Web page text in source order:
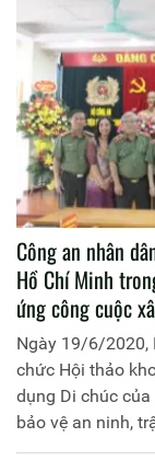
Công an nhân
Hồ Chí Minh
ứng công cuộc
hội chủ nghĩa
Ngày 19/6/2020,
chức Hội thảo
dụng Di chúc
bảo vệ an ninh,
vệ Tổ quốc Việt